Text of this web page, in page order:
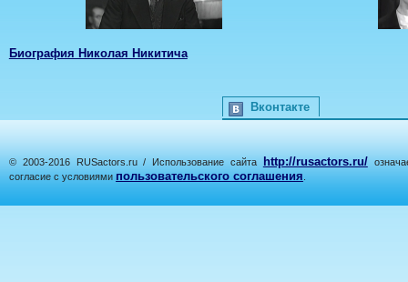
Биография Николая Никитича
Вконтакте
© 2003-2016 RUSactors.ru / Использование сайта http://rusactors.ru/
согласие с условиями пользовательского соглашения